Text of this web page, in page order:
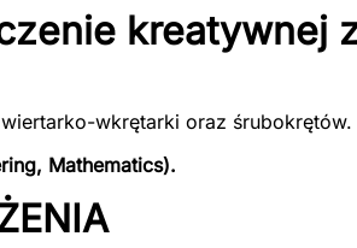
kreatywnej
wkrętarki oraz śrubokrętów.
Mathematics).